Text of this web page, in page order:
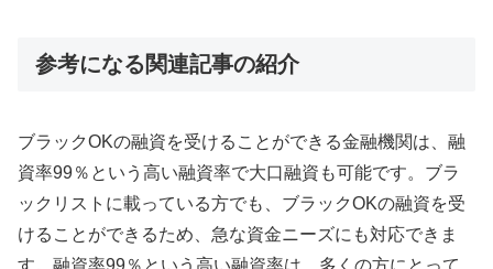
参考になる関連記事の紹介
ブラックOKの融資を受けることができる金融機関は、融
資率99％という高い融資率で大口融資も可能です。ブラ
ックリストに載っている方でも、ブラックOKの融資を受
けることができるため、急な資金ニーズにも対応できま
す。融資率99％という高い融資率は、多くの方にとって